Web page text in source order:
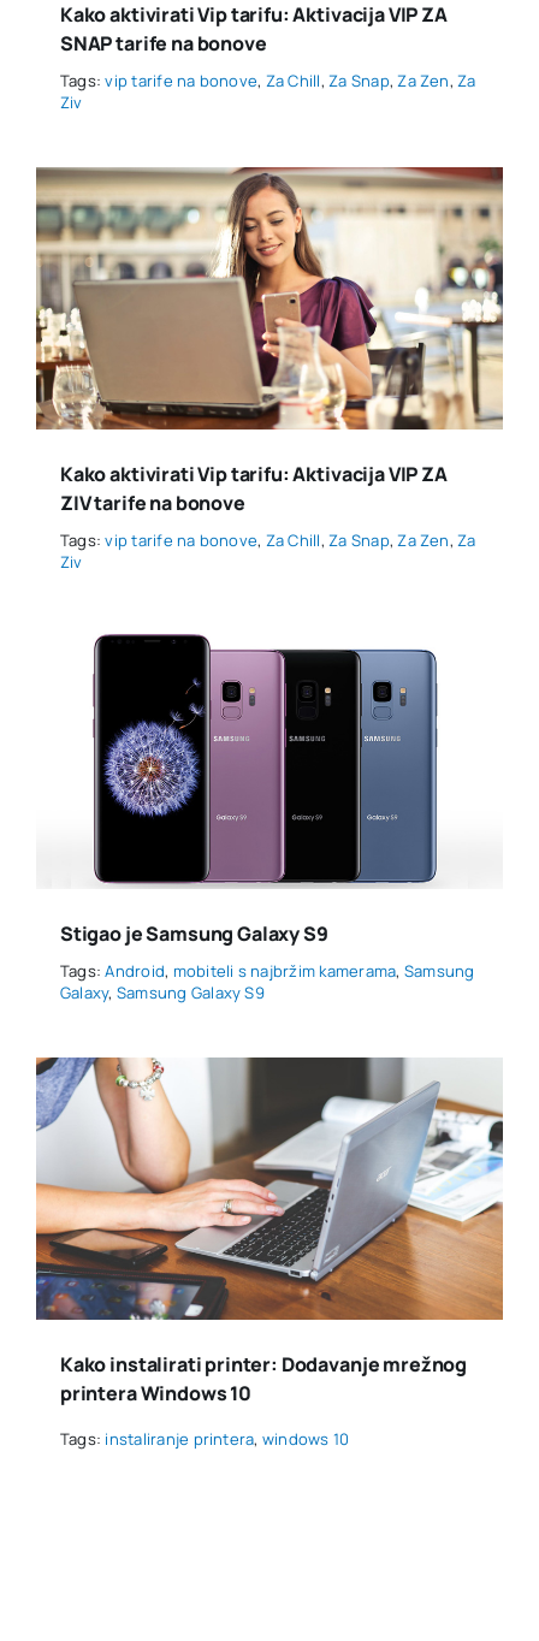
Kako aktivirati Vip tarifu: Aktivacija VIP ZA
SNAP tarife na bonove
Tags:vip tarife na bonove, Za Chill,Za Snap,Za Zen,Za
Ziv
Kako aktivirati Vip tarifu: Aktivacija VIP ZA
ZIV tarife na bonove
Tags:vip tarife na bonove, Za Chill,Za Snap,Za Zen,Za
Ziv
Stigao je Samsung Galaxy S9
Tags:Android, mobiteli s najbržim kamerama, Samsung
Galaxy, Samsung Galaxy S9
Kako instalirati printer: Dodavanje mrežnog
printera Windows 10
Tags: instaliranje printera, windows 10